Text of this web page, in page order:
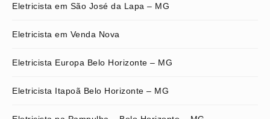
Eletricista em São José da Lapa – MG
Eletricista em Venda Nova
Eletricista Europa Belo Horizonte – MG
Eletricista Itapoã Belo Horizonte – MG